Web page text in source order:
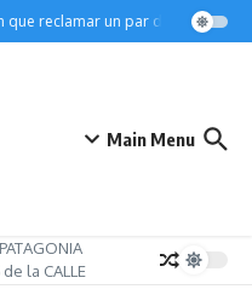
reclamar un par de botines
Main Menu
PATAGONIA
la CALLE